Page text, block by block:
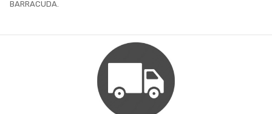
BARRACUDA.